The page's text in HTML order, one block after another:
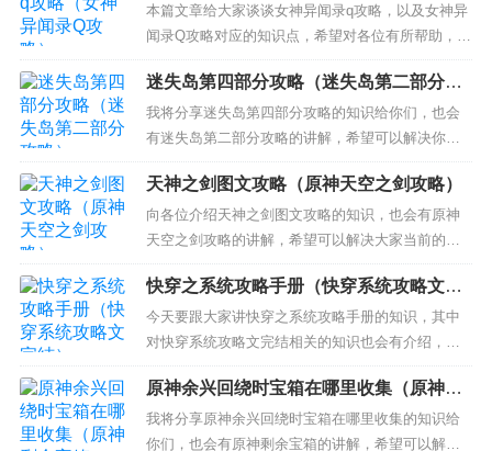
蜀山初章旁门怎么样回血最快 5、蜀山初章练体怎么
加点 6、蜀山初章旁门要什么属性 蜀山初章...
本篇文章给大家谈谈女神异闻录q攻略，以及女神异
闻录Q攻略对应的知识点，希望对各位有所帮助，不
要忘了收藏本站喔。 本文目录一览： 1、《女神异
闻录5》异闻录5全流程攻略？ 2、女神异闻录3怎么
攻略学姐 3、女神异闻录5攻略介绍 第四章金字塔怎
么通过 4、女神异闻录5银行迷宫怎么走? 5...
迷失岛第四部分攻略（迷失岛第二部分攻
略）
我将分享迷失岛第四部分攻略的知识给你们，也会
有迷失岛第二部分攻略的讲解，希望可以解决你们
现在的问题！ 本文目录一览： 1、迷失岛2四周目怎
么过 完整图文通关攻略 2、《迷失岛3：宇宙的尘
埃》第四部分通关攻略 3、迷失岛怎么通关 迷失岛
全图文流程攻略 4、迷失岛第四部分过关攻略 5、
《...
天神之剑图文攻略（原神天空之剑攻略）
向各位介绍天神之剑图文攻略的知识，也会有原神
天空之剑攻略的讲解，希望可以解决大家当前的困
惑！ 本文目录一览： 1、原始传奇天神之剑怎么出
2、找一个小霸王智能卡游戏的名字 3、「FC游戏攻
略」《武藏的冒险》 4、天神之剑怎么用飞鞋鞋 5、
原始传奇天神之剑可以交易嘛 原始传奇天神之剑...
快穿之系统攻略手册（快穿系统攻略文完
结）
今天要跟大家讲快穿之系统攻略手册的知识，其中
对快穿系统攻略文完结相关的知识也会有介绍，希
望可以帮助大家解答当下的疑问！ 本文目录一览：
1、《快穿系统：万人迷攻略手册》txt下载在线阅读
全文，求百度网盘云资源 2、快穿系统：男神攻略手
册txt百度云 3、《快穿系统：炮灰翻身攻略手册》tx
原神余兴回绕时宝箱在哪里收集（原神剩
余宝箱）
我将分享原神余兴回绕时宝箱在哪里收集的知识给
你们，也会有原神剩余宝箱的讲解，希望可以解决